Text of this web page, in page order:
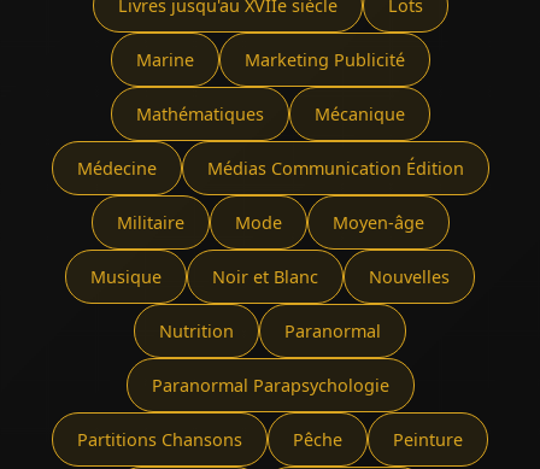
Livres jusqu'au XVIIe siècle Lots
Marine Marketing Publicité
Mathématiques Mécanique
Médecine Médias Communication Édition
Militaire Mode Moyen-âge
Musique Noir et Blanc Nouvelles
Nutrition Paranormal
Paranormal Parapsychologie
Partitions Chansons Pêche Peinture